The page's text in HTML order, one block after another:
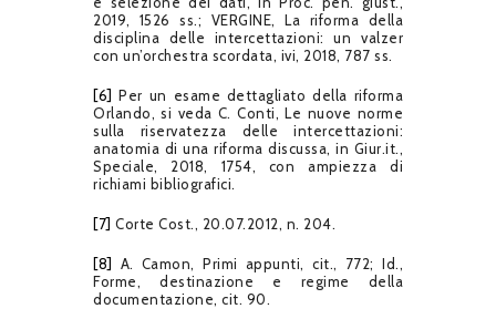
2019, 1526 ss.; VERGINE, La riforma della
disciplina delle intercettazioni: un valzer
con un’orchestra scordata, ivi, 2018, 787 ss.
[6] Per un esame dettagliato della riforma
Orlando, si veda C. Conti, Le nuove norme
sulla riservatezza delle intercettazioni:
anatomia di una riforma discussa, in Giur.it.,
Speciale, 2018, 1754, con ampiezza di
richiami bibliografici.
[7] Corte Cost., 20.07.2012, n. 204.
[8]
A. Camon, Primi appunti, cit., 772; Id.,
Forme, destinazione e regime della
documentazione, cit. 90.